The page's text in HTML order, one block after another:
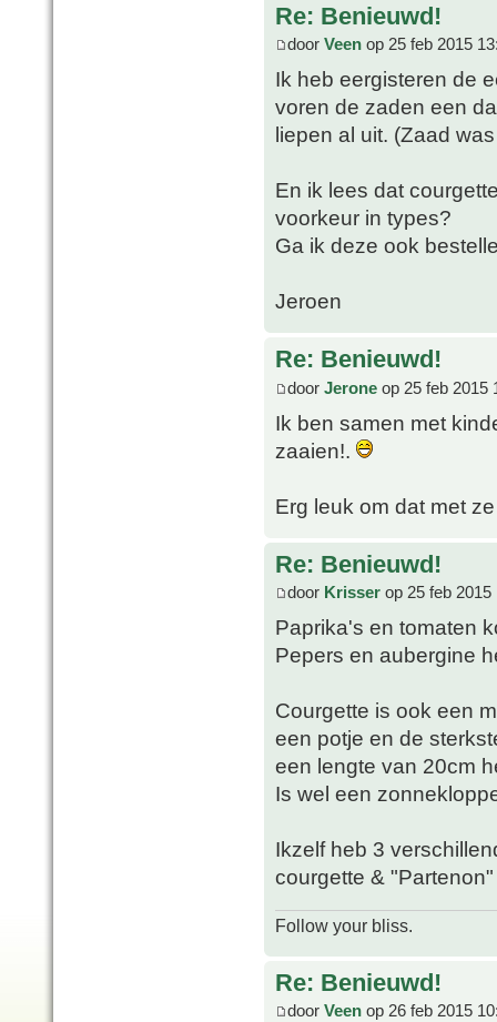
Re: Benieuwd!
door Veen op 25 feb 2015
Ik heb eergisteren de
voren de zaden een
liepen al uit. (Zaad
En ik lees dat
voorkeur in types?
Ga ik deze ook
Jeroen
Re: Benieuwd!
door Jerone op 25 feb 2015
Ik ben samen met
zaaien!.
Erg leuk om dat met
Re: Benieuwd!
door Krisser op 25 feb 2015
Paprika's en tomaten
Pepers en aubergine
Courgette is ook een
een potje en de
een lengte van 20cm
Is wel een
Ikzelf heb 3
courgette &
Follow your bliss.
Re: Benieuwd!
door Veen op 26 feb 2015